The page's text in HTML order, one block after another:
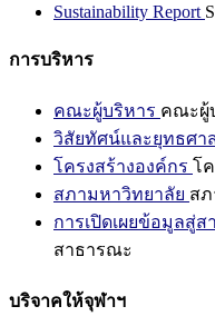
Sustainability Report
การบริหาร
คณะผู้บริหาร คณะผู้
วิสัยทัศน์และยุทธศา
โครงสร้างองค์กร โ
สภามหาวิทยาลัย ส
การเปิดเผยข้อมูลสู่ส
สาธารณะ
บริจาคให้จุฬาฯ